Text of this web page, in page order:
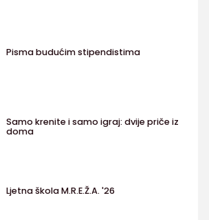
Pisma budućim stipendistima
Samo krenite i samo igraj: dvije priče iz
doma
Ljetna škola M.R.E.Ž.A. '26